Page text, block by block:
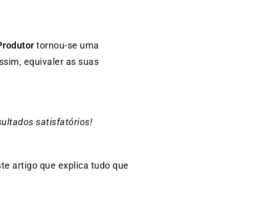
tornou-se uma
equivaler as suas
satisfatórios!
artigo que explica tudo que